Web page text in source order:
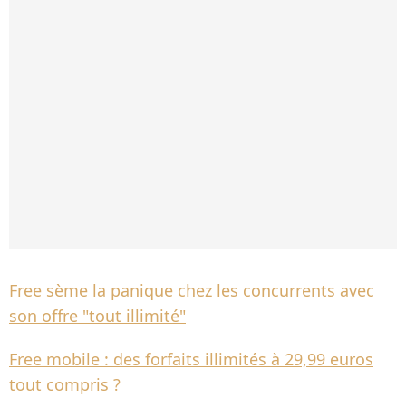
Free sème la panique chez les concurrents avec
son offre "tout illimité"
Free mobile : des forfaits illimités à 29,99 euros
tout compris ?